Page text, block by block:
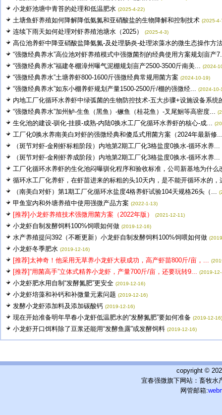
小龙虾池塘中青苔的处理和低温肥水 (2025-4-22)
土塘鱼虾养殖如何降解降低氨氮和亚硝酸盐的生物降解和控制技术 (2025-4-
连续下雨天如何处理对虾养殖池塘水（2025） (2025-4-3)
高位池养虾中降亚硝酸盐降氨氮-及处理肠炎-处理浓藻水的微生态操作方
“强微经典养水”高位池对虾养殖模式中强微菌剂的经典使用方案规划亩产
“强微经典养水”福建冬棚漳州曝气泥棚规划亩产2500-3500斤南美... (2024-
“强微经典养水”土塘养虾800-1600斤强微经典常规用菌方案 (2024-10-19)
“强微经典养水”如东小棚养虾规划产量1500-2500斤/棚的强微经... (2024-10-
内地工厂化循环水养虾中绿弧菌的生物防控技术-五大步骤+设施设备系统
“强微经典养水”加州鲈-生鱼（黑鱼）-鳜鱼（桂花鱼）-叉尾鮰等高密度...
生化池的建设-驯化-挂膜-成熟-内陆0换水工厂化循环水养虾的核心-成...
工厂化0换水养南美白对虾的强微经典和傻瓜式用菌方案（2024年最新修
（斑节对虾-金刚虾标粗阶段）内地第2期工厂化3格盐度0换水-循环水养...
（斑节对虾-金刚虾养成阶段）内地第2期工厂化3格盐度0换水-循环水养...
工厂化循环水养虾的生化池闷曝驯化程序和验收标准，公司新基地为什么
循环水工厂化养虾，在虾苗进来的标粗的头10天内，是不能开循环水的，
（南美白对虾）第1期工厂化循环水盐度4格养虾试验104天规格26头（...
甲鱼室内和外塘养殖中使用强微产品方案 (2022-1-13)
[推荐]小龙虾养殖技术强微用菌方案（2022年版） (2021-12-11)
小龙虾自制发酵饲料100%饲喂如何做 (2019-12-16)
水产养殖提问392（不断更新）小龙虾自制发酵饲料100%饲喂如何做
小龙虾冬季肥水 (2019-12-16)
[推荐]太神奇！他采用无草养小龙虾大获成功，高产虾苗800斤/亩，...
[推荐]“用菌高手”立体式精养小龙虾，产量700斤/亩，还要玩转9... (2019-
小龙虾肥水用自制“发酵氮肥”更安全 (2019-12-16)
小龙虾培藻和补钙和补微量元素问题 (2019-12-16)
发酵小龙虾添加料及添加碳酸钙 (2019-12-16)
现在开始准备明年早春小龙虾低温肥水的“发酵氮肥”要如何准备 (2019-12-16)
小龙虾开口饵料除了豆浆还能用“发酵鱼露”或发酵饲料 (2019-12-16)
copyright ©
宜春强微旗下网站：畜牧水
网管邮箱: